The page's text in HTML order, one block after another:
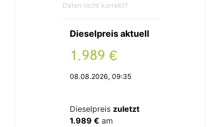
Daten nicht korrekt?
Dieselpreis aktuell
. €
08.08.2026, 09:35
Dieselpreis zuletzt
1.989 € am